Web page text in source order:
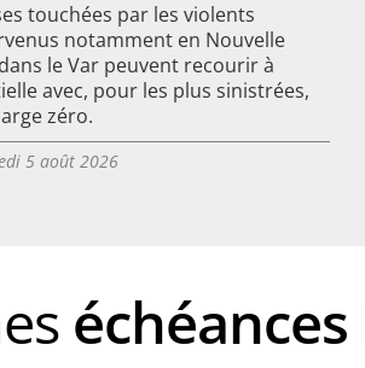
touchées par les violents
notamment en Nouvelle
le Var peuvent recourir à
avec, pour les plus sinistrées,
zéro.
5 août 2026
échéances